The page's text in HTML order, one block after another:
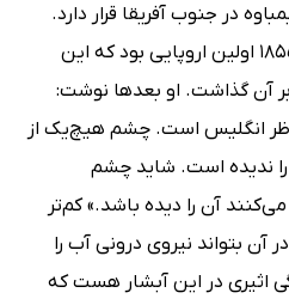
در جنوب آفریقا قرار دارد.
دیوید لیوینگستون در سال 1855 اولین اروپایی بود که این
بر آن گذاشت. او بعدها نوشت:
انگلیس است. چشم هیچ‌یک از
را ندیده است. شاید چشم
آن را دیده باشد.» کم‌تر
بتواند نیروی درونی آب را
اثیری در این آبشار هست که